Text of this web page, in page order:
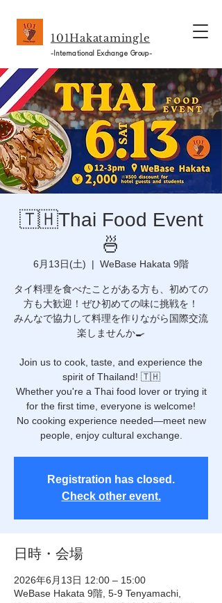
101Hakatamingle
-International Exchange Group-
🇹🇭Thai Food Event
🍜
6月13日(土)
  |
WeBase Hakata 9階
タイ料理を食べたことがある方も、初めての
方も大歓迎！ぜひ初めての味に挑戦を！
みんなで協力して料理を作りながら国際交流
楽しませんか🍳
Join us to cook, taste, and experience the
spirit of Thailand! 🇹🇭
Whether you're a Thai food lover or trying it
for the first time, everyone is welcome!
No cooking experience needed—meet new
people, enjoy cultural exchange.
Registration has closed.
Check other event.
日時・会場
2026年6月13日 12:00 – 15:00
WeBase Hakata 9階, 5-9 Tenyamachi,